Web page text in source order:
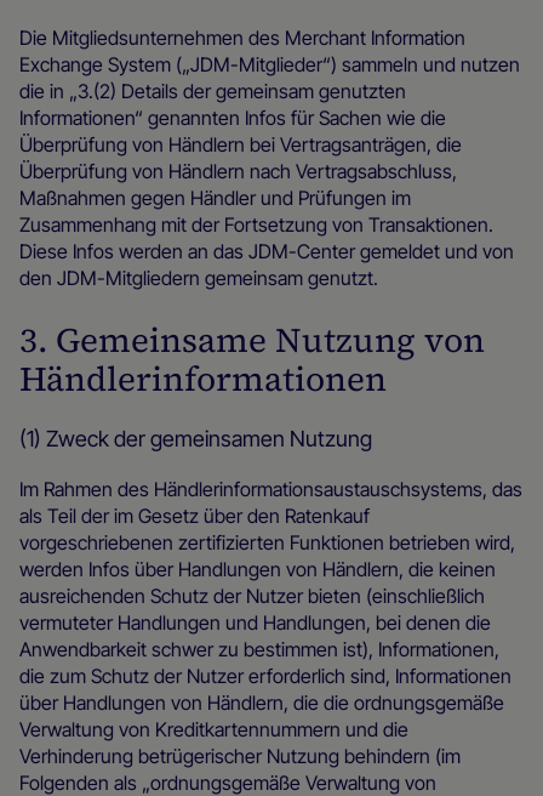
Die Mitgliedsunternehmen des Merchant Information
Exchange System („JDM-Mitglieder“) sammeln und nutzen
die in „3.(2) Details der gemeinsam genutzten
Informationen“ genannten Infos für Sachen wie die
Überprüfung von Händlern bei Vertragsanträgen, die
Überprüfung von Händlern nach Vertragsabschluss,
Maßnahmen gegen Händler und Prüfungen im
Zusammenhang mit der Fortsetzung von Transaktionen.
Diese Infos werden an das JDM-Center gemeldet und von
den JDM-Mitgliedern gemeinsam genutzt.
3. Gemeinsame Nutzung von
Händlerinformationen
(1) Zweck der gemeinsamen Nutzung
Im Rahmen des Händlerinformationsaustauschsystems, das
als Teil der im Gesetz über den Ratenkauf
vorgeschriebenen zertifizierten Funktionen betrieben wird,
werden Infos über Handlungen von Händlern, die keinen
ausreichenden Schutz der Nutzer bieten (einschließlich
vermuteter Handlungen und Handlungen, bei denen die
Anwendbarkeit schwer zu bestimmen ist), Informationen,
die zum Schutz der Nutzer erforderlich sind, Informationen
über Handlungen von Händlern, die die ordnungsgemäße
Verwaltung von Kreditkartennummern und die
Verhinderung betrügerischer Nutzung behindern (im
Folgenden als „ordnungsgemäße Verwaltung von